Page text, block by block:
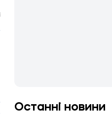
Останні новини